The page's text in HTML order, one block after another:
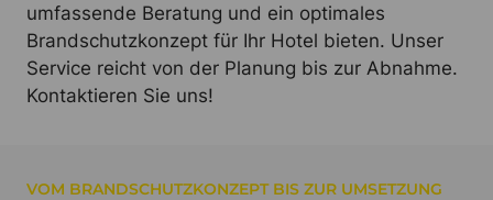
umfassende Beratung und ein optimales
Brandschutzkonzept für Ihr Hotel bieten. Unser
Service reicht von der Planung bis zur Abnahme.
Kontaktieren Sie uns!
VOM BRANDSCHUTZKONZEPT BIS ZUR UMSETZUNG